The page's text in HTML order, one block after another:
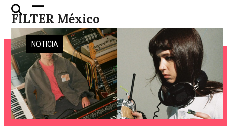
Skip
content
FILTER México
Open
mobile
menu
Close
mobile
menu
NOTICIA